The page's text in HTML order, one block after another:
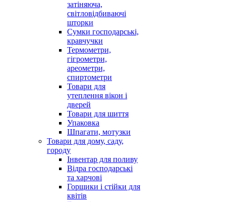
затіняюча,
світловідбиваючі
шторки
Сумки господарські,
кравчучки
Термометри,
гігрометри,
ареометри,
спиртометри
Товари для
утеплення вікон і
дверей
Товари для шиття
Упаковка
Шпагати, мотузки
Товари для дому, саду,
городу
Інвентар для поливу
Відра господарські
та харчові
Горщики і стійки для
квітів